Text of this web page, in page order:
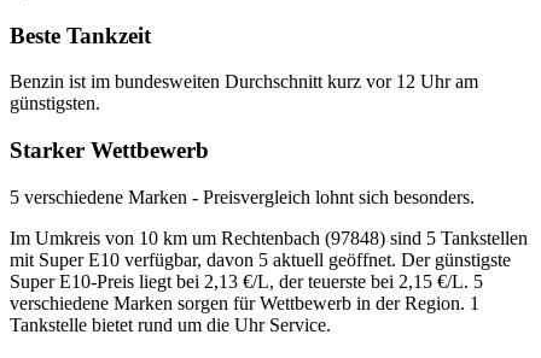
Beste Tankzeit
Benzin ist im bundesweiten Durchschnitt kurz vor 12 Uhr am
günstigsten.
Starker Wettbewerb
5 verschiedene Marken - Preisvergleich lohnt sich besonders.
Im Umkreis von 10 km um Rechtenbach (97848) sind 5 Tankstellen
mit Super E10 verfügbar, davon 5 aktuell geöffnet. Der günstigste
Super E10-Preis liegt bei 2,13 €/L, der teuerste bei 2,15 €/L. 5
verschiedene Marken sorgen für Wettbewerb in der Region. 1
Tankstelle bietet rund um die Uhr Service.